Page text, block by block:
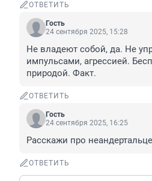
ОТВЕТИТЬ
Гость
24 сентября 2025, 15:28
Не владеют собой, да. Не
импульсами, агрессией.
природой. Факт.
ОТВЕТИТЬ
Гость
24 сентября 2025, 16:25
Расскажи про
ОТВЕТИТЬ